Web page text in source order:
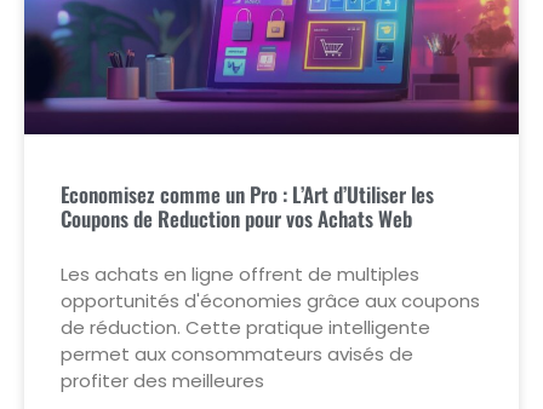
Economisez comme un Pro : L’Art d’Utiliser les
Coupons de Reduction pour vos Achats Web
Les achats en ligne offrent de multiples
opportunités d'économies grâce aux coupons
de réduction. Cette pratique intelligente
permet aux consommateurs avisés de
profiter des meilleures